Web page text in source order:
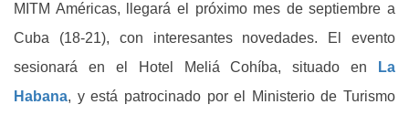
MITM Américas, llegará el próximo mes de septiembre a
Cuba (18-21), con interesantes novedades. El evento
sesionará en el Hotel Meliá Cohíba, situado en
La
Habana, y está patrocinado por el Ministerio de Turismo